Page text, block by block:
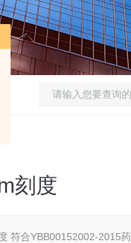
刻度
符合YBB00152002-2015